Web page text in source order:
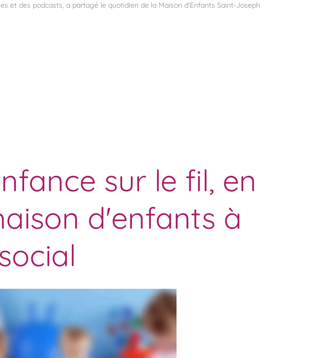
et des podcasts, a partagé le quotidien de la Maison d'Enfants Saint-Joseph
sur le fil, en
d'enfants à